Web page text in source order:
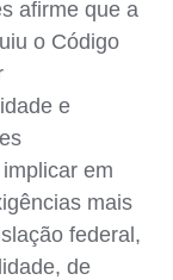
afirme que a
o Código
e
em
mais
federal,
de